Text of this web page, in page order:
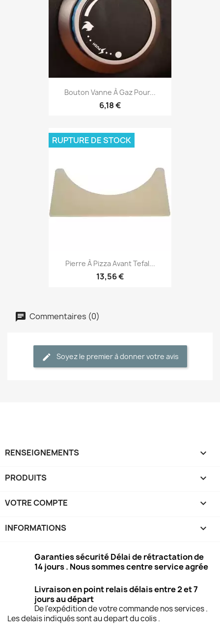
Bouton Vanne À Gaz Pour...
6,18 €
Pierre À Pizza Avant Tefal...
13,56 €
RUPTURE DE STOCK
Commentaires (0)
Soyez le premier à donner votre avis
RENSEIGNEMENTS 
PRODUITS 
VOTRE COMPTE 
INFORMATIONS keyboard_arrow_down
Garanties sécurité Délai de rétractation de
14 jours . Nous sommes centre service agrée
Livraison en point relais délais entre 2 et 7
jours au départ
De l'expédition de votre commande nos services .
Les delais indiqués sont au depart du colis .